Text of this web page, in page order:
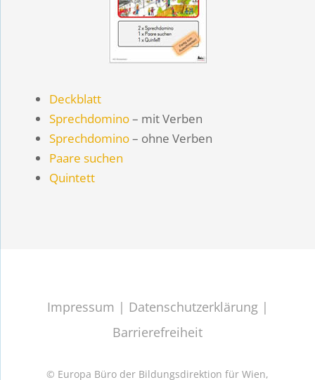
Deckblatt
Sprechdomino– mit Verben
Sprechdomino– ohne Verben
Paare suchen
Quintett
Impressum | Datenschutzerklärung|
Barrierefreiheit
© Europa Büro der Bildungsdirektion für Wien,